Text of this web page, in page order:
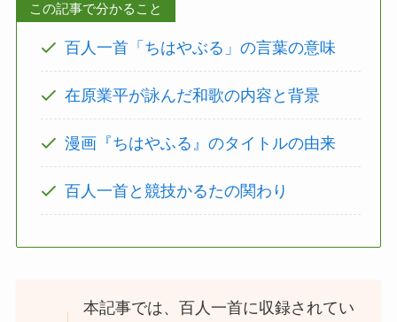
この記事で分かること
百人一首「ちはやぶる」の言葉の意味
在原業平が詠んだ和歌の内容と背景
漫画『ちはやふる』のタイトルの由来
百人一首と競技かるたの関わり
本記事では、百人一首に収録されてい